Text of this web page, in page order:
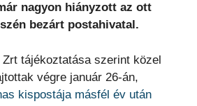
nagyon hiányzott az ott
bezárt postahivatal.
tájékoztatása szerint közel
végre január 26-án,
kispostája másfél év után